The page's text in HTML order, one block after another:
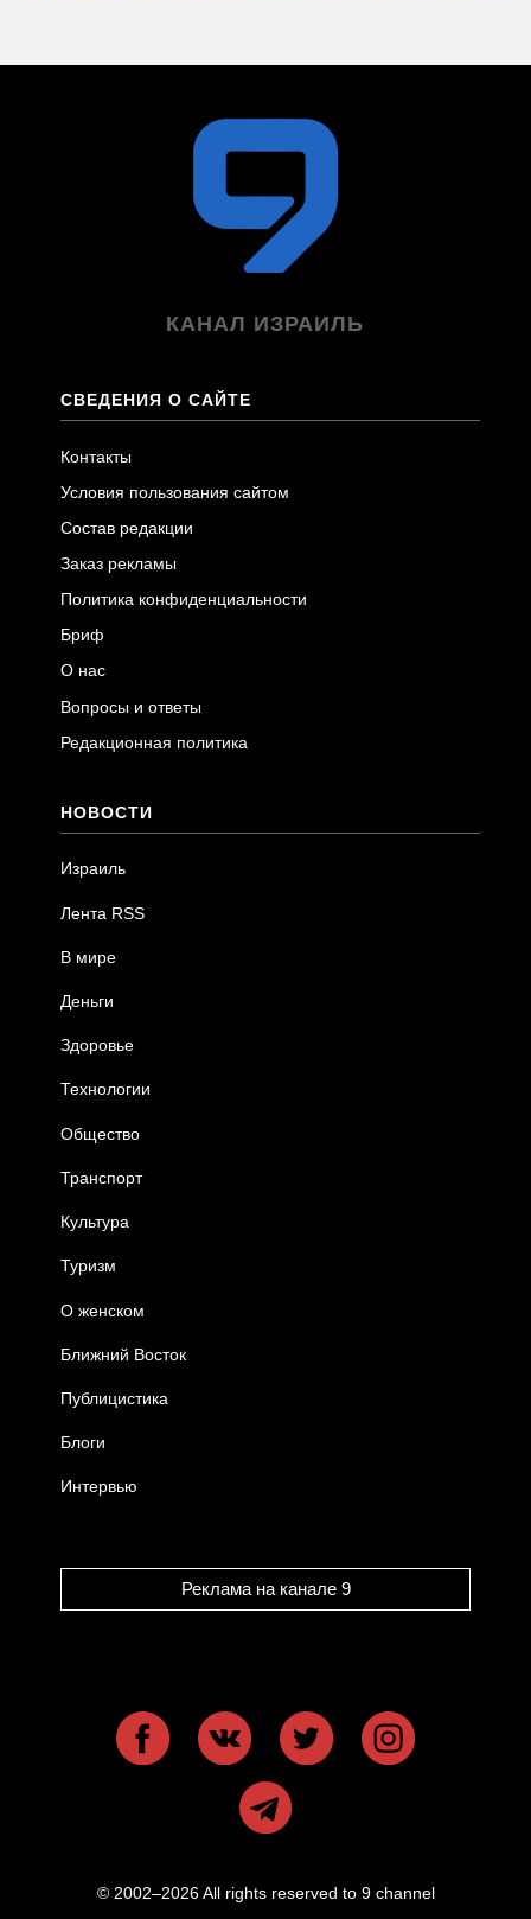
КАНАЛ ИЗРАИЛЬ
СВЕДЕНИЯ О САЙТЕ
Контакты
Условия пользования сайтом
Состав редакции
Заказ рекламы
Политика конфиденциальности
Бриф
О нас
Вопросы и ответы
Редакционная политика
НОВОСТИ
Израиль
Лента RSS
В мире
Деньги
Здоровье
Технологии
Общество
Транспорт
Культура
Туризм
О женском
Ближний Восток
Публицистика
Блоги
Интервью
Реклама на канале 9
© 2002–2026 All rights reserved to 9 channel